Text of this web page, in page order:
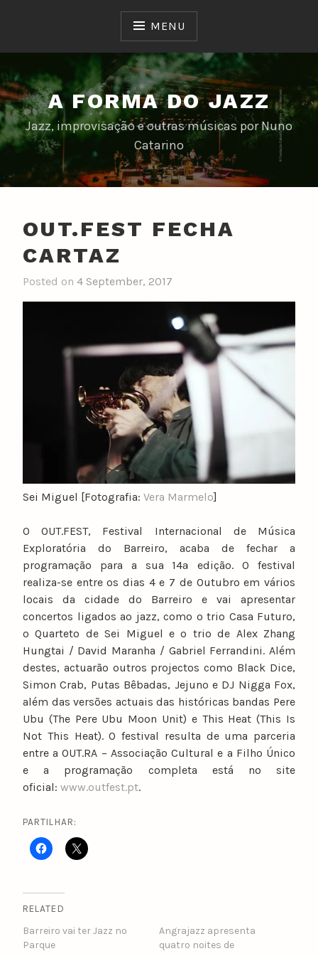
MENU
A FORMA DO JAZZ
Jazz, improvisação e outras músicas por Nuno
Catarino
OUT.FEST FECHA
CARTAZ
Posted on 4 September, 2017
y
n
u
n
o
c
a
t
a
r
i
n
o
Sei Miguel [Fotografia: Vera Marmelo]
O OUT.FEST, Festival Internacional de Música
Exploratória do Barreiro, acaba de fechar a
programação para a sua 14ª edição. O festival
realiza-se entre os dias 4 e 7 de Outubro em vários
locais da cidade do Barreiro e vai apresentar
concertos ligados ao jazz, como o trio Casa Futuro,
o Quarteto de Sei Miguel e o trio de Alex Zhang
Hungtai / David Maranha / Gabriel Ferrandini. Além
destes, actuarão outros projectos como Black Dice,
Simon Crab, Putas Bêbadas, Jejuno e DJ Nigga Fox,
além das versões actuais das históricas bandas Pere
Ubu (The Pere Ubu Moon Unit) e This Heat (This Is
Not This Heat). O festival resulta de uma parceria
entre a OUT.RA – Associação Cultural e a Filho Único
e a programação completa está no site
oficial: www.outfest.pt.
PARTILHAR:
RELATED
Barreiro vai ter Jazz no
Parque
Angrajazz apresenta
quatro noites de